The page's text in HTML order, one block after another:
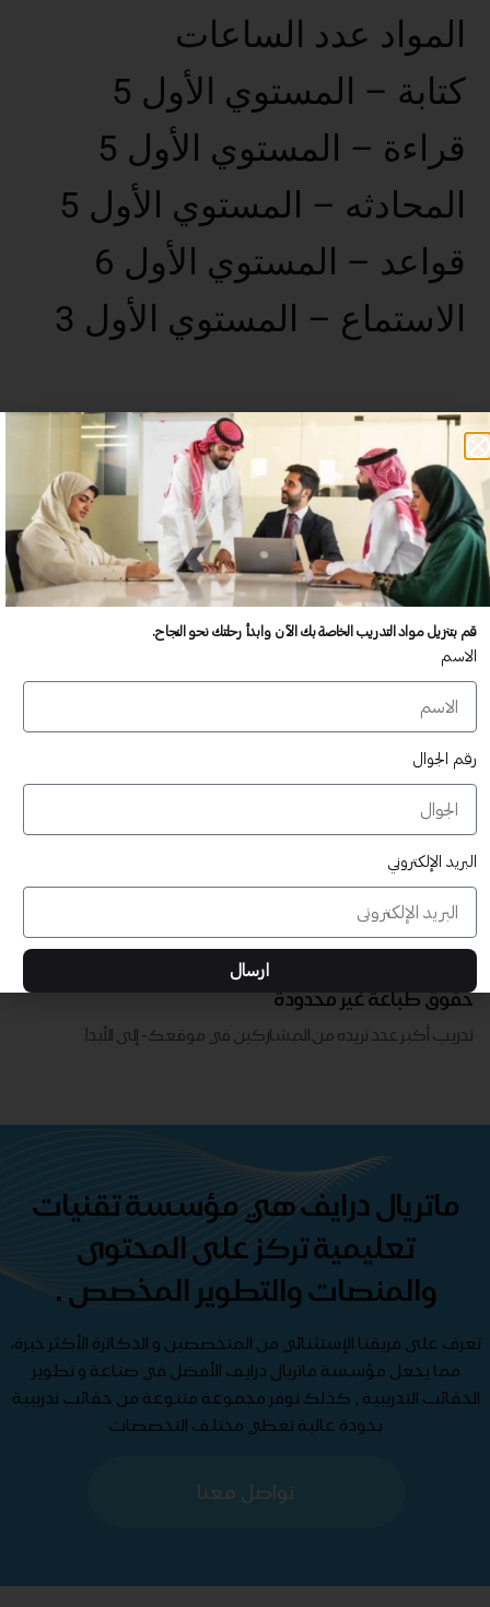
المواد عدد الساعات
كتابة – المستوي الأول 5
قراءة – المستوي الأول 5
المحادثه – المستوي الأول 5
قواعد – المستوي الأول 6
الاستماع – المستوي الأول 3
عدد غير محدود من المستخدمين
تدريب أكبر عدد تريده من المشاركين في موقعك - ​​إلى الأبد!
لا توجد رسوم تجديد سنوية
تدريب أكبر عدد تريده من المشاركين في موقعك - ​​إلى الأبد!
قابلة للتخصيص بالكامل
تدريب أكبر عدد تريده من المشاركين في موقعك - ​​إلى الأبد!
حقوق طباعة غير محدودة
تدريب أكبر عدد تريده من المشاركين في موقعك - ​​إلى الأبد!
ماتريال درايف هي مؤسسة تقنيات
تعليمية تركز على المحتوى
والمنصات والتطوير المخصص .
تعرف على فريقنا الإستثنائي من المتخصصين و الدكاترة الأكثر خبرة،
مما يجعل مؤسسة ماتريال درايف الأفضل في صناعة و تطوير
الحقائب التدريبية , كذلك نوفر مجموعة متنوعة من حقائب تدريبية
بجودة عالية تغطي مختلف التخصصات
تواصل معنا
قم بتنزيل مواد التدريب الخاصة بك الآن وابدأ رحلتك نحو النجاح.
الاسم
رقم الجوال
البريد الإلكتروني
ارسال